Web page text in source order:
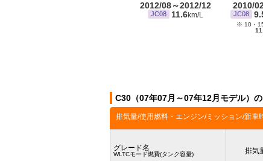
2012/08～2012/12
JC08 11.6km/L
2010/
JC08
※ 10・
C30（07年07月～07年12月モデル）
排気量/使用燃料・エンジン/ミッション/新車
グレード名
WLTCモード燃費(タンク容量) 排気